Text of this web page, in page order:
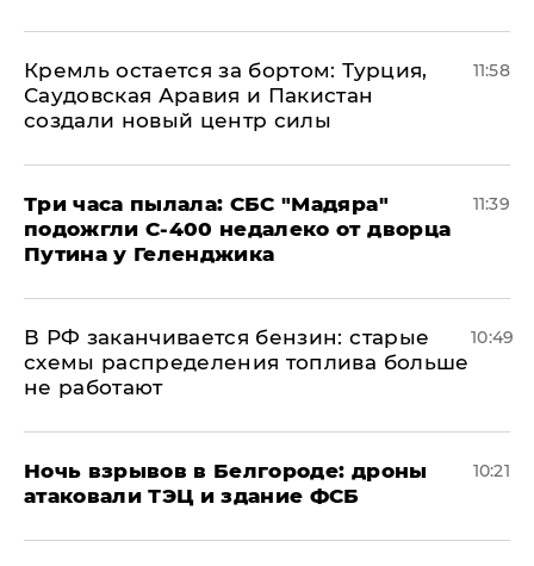
​Кремль остается за бортом: Турция,
Саудовская Аравия и Пакистан
создали новый центр силы
11:58
Три часа пылала: СБС "Мадяра"
подожгли С-400 недалеко от дворца
Путина у Геленджика
11:39
​В РФ заканчивается бензин: старые
схемы распределения топлива больше
не работают
10:49
​Ночь взрывов в Белгороде: дроны
атаковали ТЭЦ и здание ФСБ
10:21